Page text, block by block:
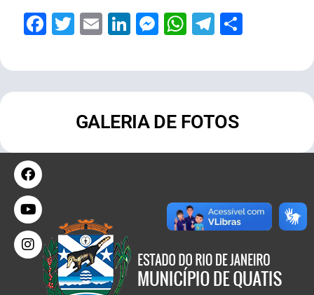
Facebook
Twitter
EmailLinkedIn
Messenger
WhatsApp
Telegram
GALERIA DE FOTOS